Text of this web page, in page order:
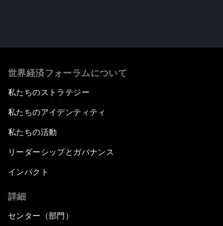
世界経済フォーラムについて
私たちのストラテジー
私たちのアイデンティティ
私たちの活動
リーダーシップとガバナンス
インパクト
詳細
センター（部門）